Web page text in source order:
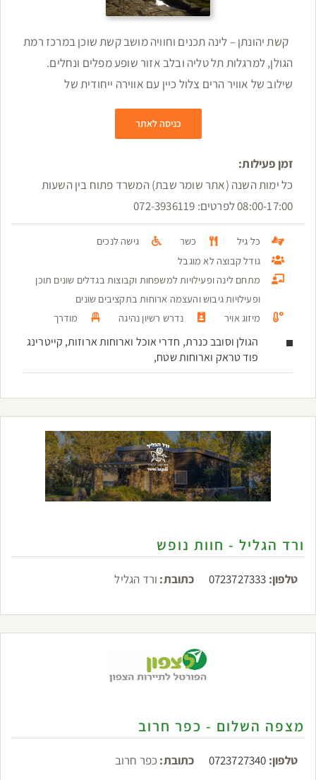
קשת יהונתן – לינה תכנים וחוויה מושב קשת שוכן במרכז רמת
הגולן, למרגלות תל טליה ובלב אזור שופע מפלים ונחלים.
שילוב של אוויר הרים צלול כיין עם אווירה ייחודית של
כניסה לאתר
זמן פעילות:
כל ימות השנה (אתר שומר שבת) המשרד פתוח בין השעות
08:00-17:00 לפרטים: 072-3936119
כל גיל כשר
גישה לנכים
גודל קבוצה לא מוגבל
מתחם לינה ופעילויות למשפחות וקבוצות בגדלים שונים תוכן
ופעילויות גיבוש והעצמה ארוחות בתקציבים שונים
מיזוג אויר
נדרש רשיון נהיגה מודרך
הגולן וסובב כנרת, חדרי אוכל וארוחות ארוזות, קייטרינג
פוד טראק וארוחות שטח,
ורד הגליל - חוות נופש
טלפון: 0723727333 כתובת: ורד הגליל
מצפה השלום - כפר חרוב
טלפון: 0723727340 כתובת: כפר חרוב